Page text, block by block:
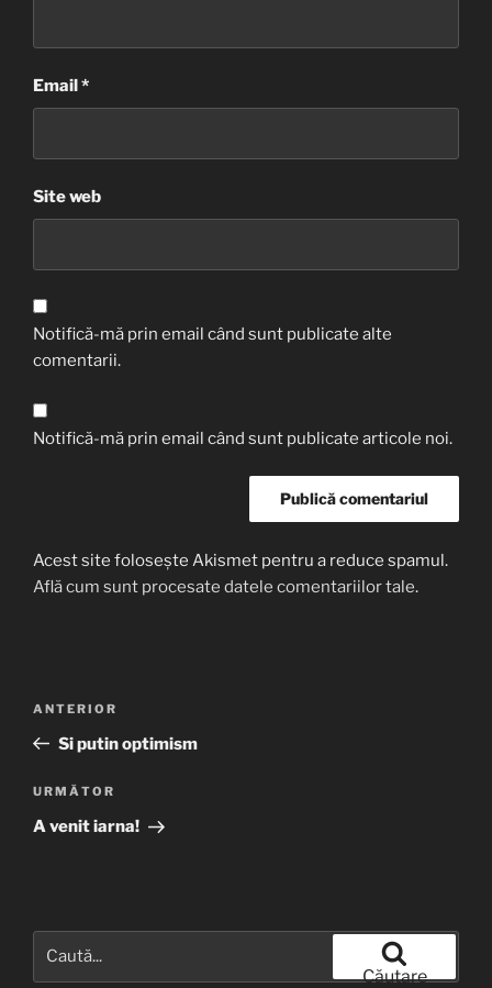
Email*
Site web
Notifică-mă prin email când sunt publicate alte
comentarii.
Notifică-mă prin email când sunt publicate articole noi.
Acest site folosește Akismet pentru a reduce spamul.
Află cum sunt procesate datele comentariilor tale.
articole
Articolul
anterior
ANTERIOR
Si putin optimism
Articolul
următor
URMĂTOR
A venit iarna!
Căutare